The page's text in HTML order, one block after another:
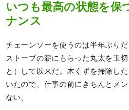
いつも最高の状態を保
ナンス
チェーンソーを使うのは半年ぶりだ
ストーブの薪にもらった丸太を玉
と）して以来だ。木くずを掃除し
いたので、仕事の前にきちんとメ
ない。